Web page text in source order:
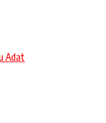
Adat